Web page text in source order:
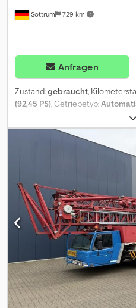
Sottrum 729 km
Anfragen
Zustand:gebraucht,
(92,45 PS), Getriebetyp:
,
Ladegewicht:4.500 kg, Achsen-
, Erstzulassung:
10.916 h,
Allradantrieb,
, * Deutsches Gerät *
Betriebsstunden * Faun Frisch
Schaufel ca. 1,3m³ * 4.100 kg
Lenkhilfe Hydrostatisch mit
Knicklenkung * Deutz Motor
Geschwindigkeit ca 35 Km/h *
8.200kg Falls neue TÜV-
Ihnen gerne ein Angebot
Angebot ist generell OHNE
DGUV, ohne neue SP, ohne
unserer Homepage unter Wir